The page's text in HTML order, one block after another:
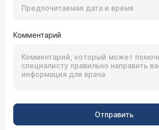
Комментарий
Отправить